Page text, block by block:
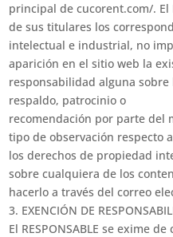
principal de cucorent.com/. El
de sus titulares los
intelectual e industrial, no
aparición en el sitio web la
responsabilidad alguna
respaldo, patrocinio o
recomendación por parte del
tipo de observación respecto
los derechos de propiedad
sobre cualquiera de los
hacerlo a través del correo
3. EXENCIÓN DE
El RESPONSABLE se exime